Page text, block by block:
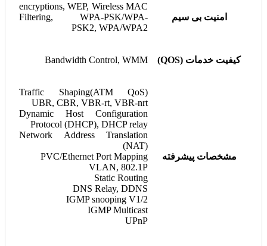
امنیت بی سیم
encryptions, WEP, Wireless MAC
Filtering, WPA-PSK/WPA-
PSK2, WPA/WPA2
کیفیت خدمات (QOS) Bandwidth Control, WMM
مشخصات پیشرفته
Traffic Shaping(ATM QoS)
UBR, CBR, VBR-rt, VBR-nrt
Dynamic Host Configuration
Protocol (DHCP), DHCP relay
Network Address Translation
(NAT)
PVC/Ethernet Port Mapping
VLAN, 802.1P
Static Routing
DNS Relay, DDNS
IGMP snooping V1/2
IGMP Multicast
UPnP